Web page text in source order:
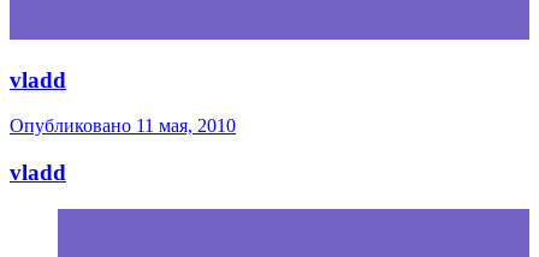
vladd
Опубликовано 11 мая, 2010
vladd